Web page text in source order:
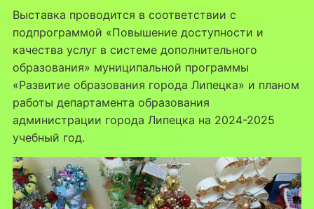
Выставка проводится в соответствии с
подпрограммой «Повышение доступности и
качества услуг в системе дополнительного
образования» муниципальной программы
«Развитие образования города Липецка» и планом
работы департамента образования
администрации города Липецка на 2024-2025
учебный год.